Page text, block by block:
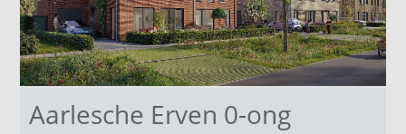
Aarlesche Erven 0-ong